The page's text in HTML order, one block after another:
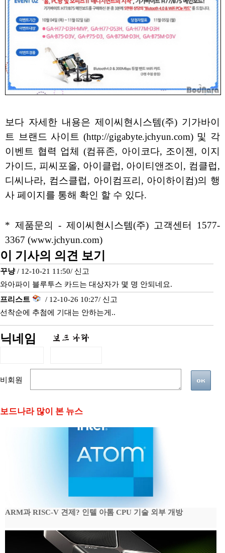
보다 자세한 내용은 제이씨현시스템(주) 기가바이
트 브랜드 사이트 (http://gigabyte.jchyun.com) 및 각
이벤트 협력 업체 (컴퓨존, 아이코다, 조이젠, 이지
가이드, 피씨포올, 아이클럽, 아이티앤조이, 컴클럽,
디씨나라, 컴스클럽, 아이컴프리, 아이하이컴)의 행
사 페이지를 통해 확인 할 수 있다.
* 제품문의 - 제이씨현시스템(주) 고객센터 1577-
3367 (www.jchyun.com)
이 기사의 의견 보기
꾸냥/ 12-10-21 11:50/ 신고
와아파이 블루투스 카드는 대상자가 몇 명 안되네요.
프리스트
/ 12-10-26 10:27/ 신고
선착순에 추첨에 기대는 안하는게..
닉네임
비회원
보드나라 많이 본 뉴스
ARM과 RISC-V 견제? 인텔 아톰 CPU 기술 외부 개방